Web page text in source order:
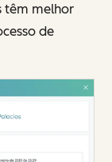
têm melhor
de